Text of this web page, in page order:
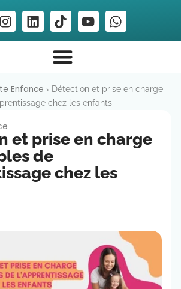
Enfance › Détection et prise en charge
chez les enfants
et prise en charge
de
chez les